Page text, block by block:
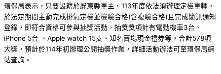
環保局表示，只要設籍於屏東縣車主，113年度依法須辦理定檢車輛，
於法定期間主動完成排氣定檢並檢驗合格(含複驗合格)且完成簡訊通知
登錄，即符合資格可參與抽獎活動，抽獎獎項計有電動機車3台、
iPhone 5台 、Apple watch 15支、知名賣場現金禮券等，合計578項
大獎，預計於114年初辦理公開抽獎作業，詳細活動辦法可至環保局網
站查詢。